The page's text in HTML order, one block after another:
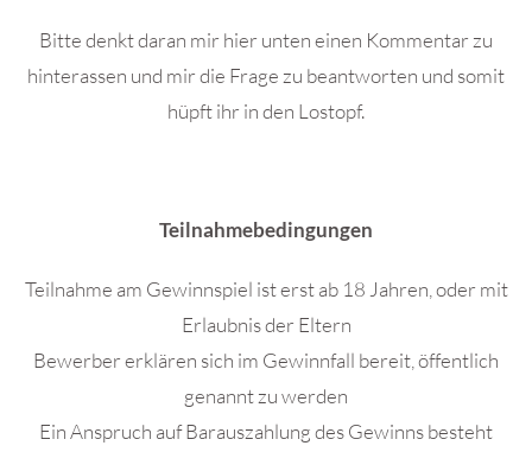
Bitte denkt daran mir hier unten einen Kommentar zu
hinterassen und mir die Frage zu beantworten und somit
hüpft ihr in den Lostopf.
Teilnahmebedingungen
Teilnahme am Gewinnspiel ist erst ab 18 Jahren, oder mit
Erlaubnis der Eltern
Bewerber erklären sich im Gewinnfall bereit, öffentlich
genannt zu werden
Ein Anspruch auf Barauszahlung des Gewinns besteht